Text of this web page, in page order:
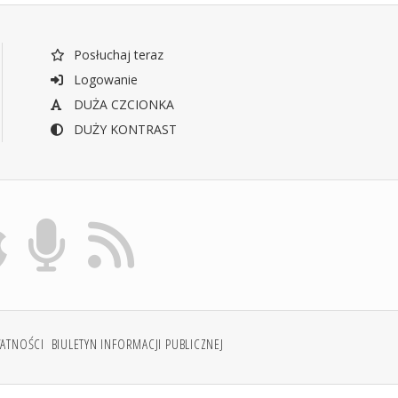
Posłuchaj teraz
Logowanie
DUŻA CZCIONKA
DUŻY KONTRAST
BIULETYN INFORMACJI PUBLICZNEJ